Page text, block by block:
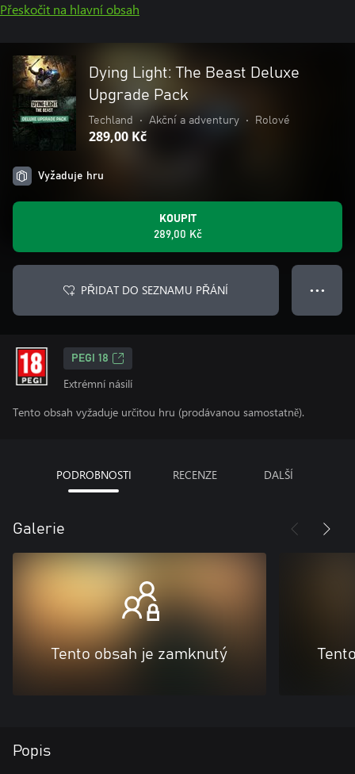
Přeskočit na hlavní obsah
Dying Light: The Beast Deluxe
Upgrade Pack
Techland • Akční a adventury • Rolové
289,00 Kč
Vyžaduje hru
KOUPIT
289,00 Kč
PŘIDAT DO SEZNAMU PŘÁNÍ ● ● ●
PEGI 18
Extrémní násilí
Tento obsah vyžaduje určitou hru (prodávanou samostatně).
PODROBNOSTI RECENZE DALŠÍ
Galerie
Tento obsah je zamknutý
Popis